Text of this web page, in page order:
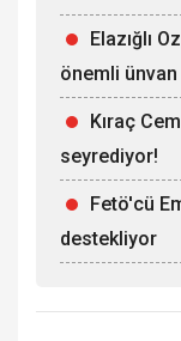
Elazığlı
önemli ünvan
Kıraç
seyrediyor!
Fetö'cü
destekliyor